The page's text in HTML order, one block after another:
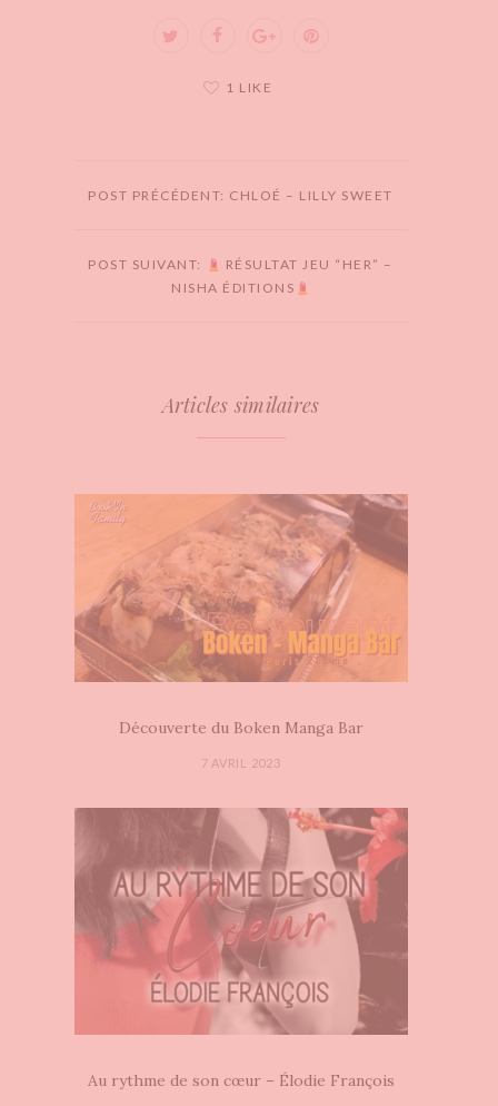
1 LIKE
POST PRÉCÉDENT: CHLOÉ – LILLY SWEET
POST SUIVANT:
RÉSULTAT JEU “HER” –
NISHA ÉDITIONS
Articles similaires
Découverte du Boken Manga Bar
7 AVRIL 2023
Au rythme de son cœur – Élodie François